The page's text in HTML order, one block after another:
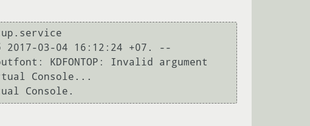
03-04 16:12:24 +07. --
KDFONTOP: Invalid argument
Console...